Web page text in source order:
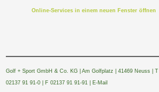
Online-Services in einem neuen Fenster öffnen
Golf + Sport GmbH & Co. KG | Am Golfplatz | 41469 Neuss | T
02137 91 91-0 | F 02137 91 91-91 | E-Mail